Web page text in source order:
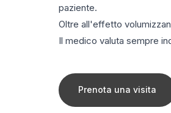
paziente.
Oltre all'effetto
Il medico valuta sempre
Prenota una visita